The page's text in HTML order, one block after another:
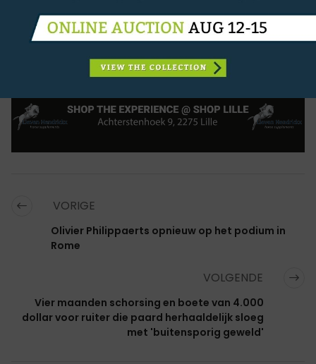
basis van de geschetste protocollen."
EHV-1
VORIGE
Olivier Philippaerts opnieuw op het podium in
Rome
VOLGENDE
Vier maanden schorsing en boete van 4.000
dollar voor ruiter die paard herhaaldelijk sloeg
met 'buitensporig geweld'